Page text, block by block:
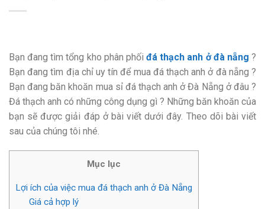
Bạn đang tìm tổng kho phân phốiđá thạch anh ở đà nẵng ?
Bạn đang tìm địa chỉ uy tín để mua đá thạch anh ở đà nẵng ?
Bạn đang băn khoăn mua sỉ đá thạch anh ở Đà Nẵng ở đâu ?
Đá thạch anh có những công dụng gì ? Những băn khoăn của
bạn sẽ được giải đáp ở bài viết dưới đây. Theo dõi bài viết
sau của chúng tôi nhé.
Mục lục
Lợi ích của việc mua đá thạch anh ở Đà Nẵng
Giá cả hợp lý